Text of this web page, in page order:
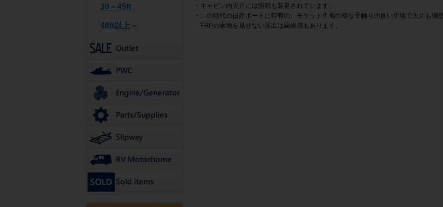
30～45ft
46ft以上～
・キャビン内天井には照明も装着されています。
・この時代の日産ボートに特有の、モケット生地の様な手触りの良い生地で天井も側
FRPの素地を見せない演出は高級感もあります。